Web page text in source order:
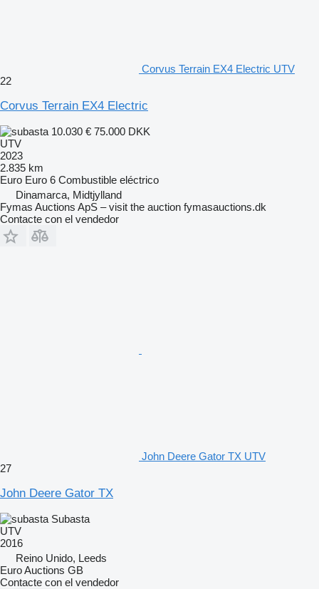
Corvus Terrain EX4 Electric UTV
22
Corvus Terrain EX4 Electric
10.030 € 75.000 DKK
UTV
2023
2.835 km
Euro Euro 6 Combustible eléctrico
Dinamarca, Midtjylland
Fymas Auctions ApS – visit the auction fymasauctions.dk
Contacte con el vendedor
John Deere Gator TX UTV
27
John Deere Gator TX
Subasta
UTV
2016
Reino Unido, Leeds
Euro Auctions GB
Contacte con el vendedor